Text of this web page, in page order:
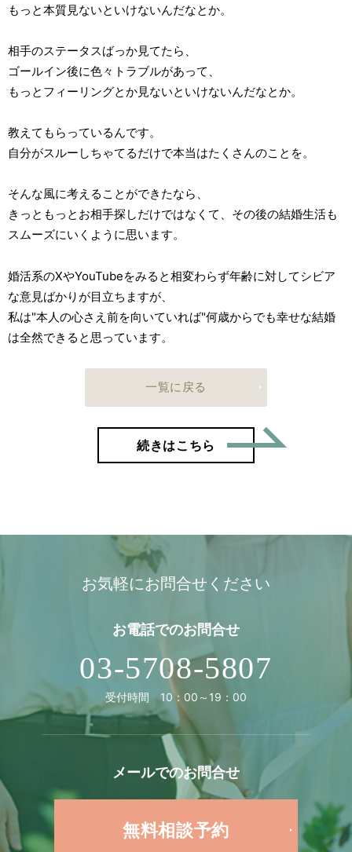
もっと本質見ないといけないんだなとか。
相手のステータスばっか見てたら、
ゴールイン後に色々トラブルがあって、
もっとフィーリングとか見ないといけないんだなとか。
教えてもらっているんです。
自分がスルーしちゃてるだけで本当はたくさんのことを。
そんな風に考えることができたなら、
きっともっとお相手探しだけではなくて、その後の結婚生活も
スムーズにいくように思います。
婚活系のXやYouTubeをみると相変わらず年齢に対してシビア
な意見ばかりが目立ちますが、
私は"本人の心さえ前を向いていれば"何歳からでも幸せな結婚
は全然できると思っています。
一覧に戻る
続きはこちら
お気軽にお問合せください
お電話でのお問合せ
03-5708-5807
受付時間 10：00～19：00
メールでのお問合せ
無料相談予約